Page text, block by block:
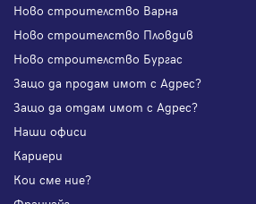
Ново строителство Варна
Ново строителство Пловдив
Ново строителство Бургас
Защо да продам имот с Адрес?
Защо да отдам имот с Адрес?
Наши офиси
Кариери
Кои сме ние?